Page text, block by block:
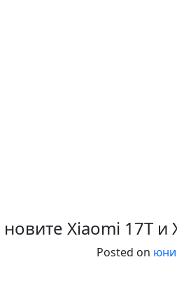
Xiaomi 17T и
Posted on юни